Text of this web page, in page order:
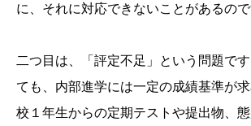
に、それに対応できないことがあるので
二つ目は、「評定不足」という問題で
ても、内部進学には一定の成績基準が
校１年生からの定期テストや提出物、